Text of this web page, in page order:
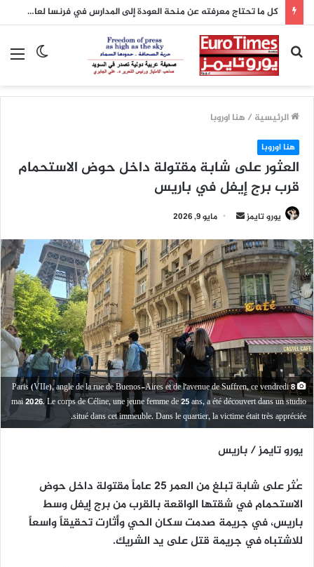
كل ما تحتاج معرفته عن منحة العودة إلى المدارس في فرنسا لعام 2026
الوضع
بحث
عن
الرئيسية / هنا اوروبا
هنا اوروبا
العثور على شابة مقتولة داخل حوض الاستحمام
قرب برج إيفل في باريس
يورو تايمز
أرسل
إلكترونيا
مايو 9, 2026
Paris (VIIe), angle de la rue de Buenos-Aires et de l'avenue de Suffren, ce vendredi 8
mai 2026. Le corps de Céline, une jeune femme de 25 ans, a été découvert dans un studio
situé dans cet immeuble. Dans le quartier, la victime était très appréciée.
يورو تايمز / باريس
عُثر على شابة تبلغ من العمر 25 عاماً مقتولة داخل حوض
الاستحمام في شقتها الواقعة بالقرب من برج إيفل وسط
باريس، في جريمة صدمت سكان الحي وأثارت تحقيقاً واسعاً
للاشتباه في جريمة قتل على يد الشريك.